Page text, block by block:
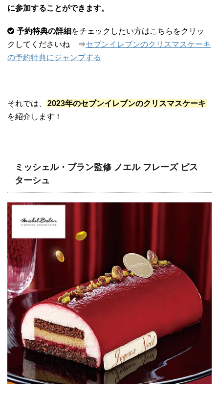
に参加することができます。
予約特典の詳細 をチェックしたい方はこちらをクリッ
クしてくださいね ⇒セブンイレブンのクリスマスケーキ
の予約特典にジャンプする
それでは、
2023年のセブンイレブンのクリスマスケーキ
を紹介します！
ミッシェル・ブラン監修 ノエル フレーズ ピス
ターシュ